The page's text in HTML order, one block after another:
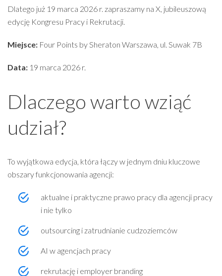
Dlatego już 19 marca 2026 r. zapraszamy na X, jubileuszową
edycję Kongresu Pracy i Rekrutacji.
Miejsce: Four Points by Sheraton Warszawa, ul. Suwak 7B
Data: 19 marca 2026 r.
Dlaczego warto wziąć
udział?
To wyjątkowa edycja, która łączy w jednym dniu kluczowe
obszary funkcjonowania agencji:
aktualne i praktyczne prawo pracy dla agencji pracy
i nie tylko
outsourcing i zatrudnianie cudzoziemców
AI w agencjach pracy
rekrutację i employer branding